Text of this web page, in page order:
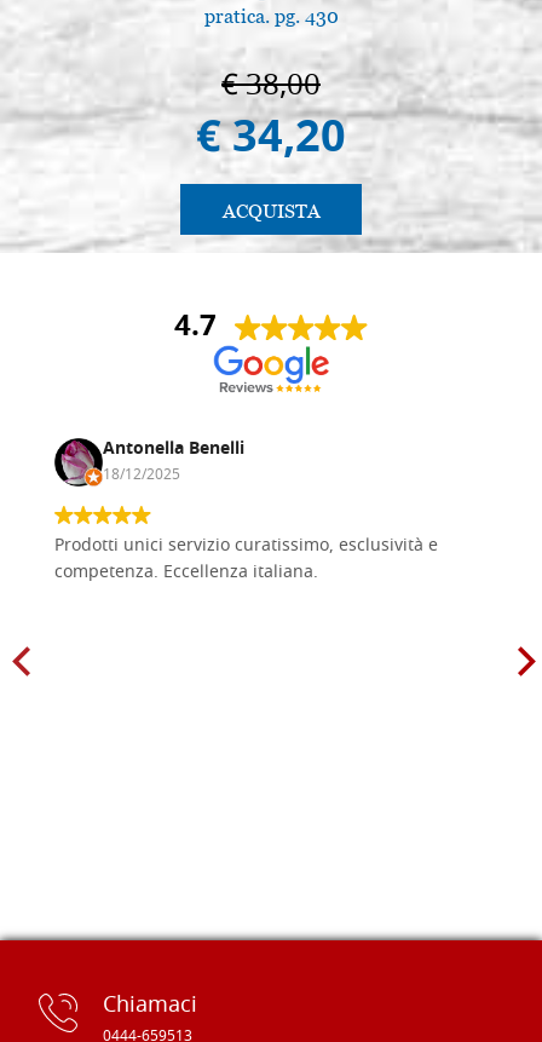
pratica. pg. 430
€ 38,00
€ 34,20
ACQUISTA
4.7
Antonella Benelli
18/12/2025
Prodotti unici servizio curatissimo, esclusività e
competenza. Eccellenza italiana.
Chiamaci
0444-659513